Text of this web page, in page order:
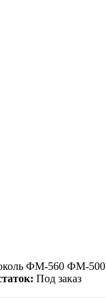
ФМ-560 ФМ-500
Под заказ